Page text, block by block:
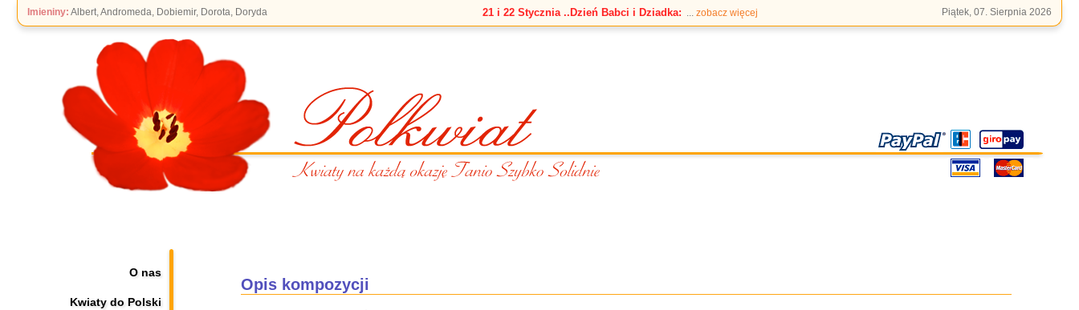
Piątek, 07. Sierpnia 2026
Imieniny: Albert, Andromeda, Dobiemir, Dorota, Doryda 21 i 22 Stycznia ..Dzień Babci i Dziadka: ...zobacz więcej
O nas
Kwiaty do Polski
Opis kompozycji